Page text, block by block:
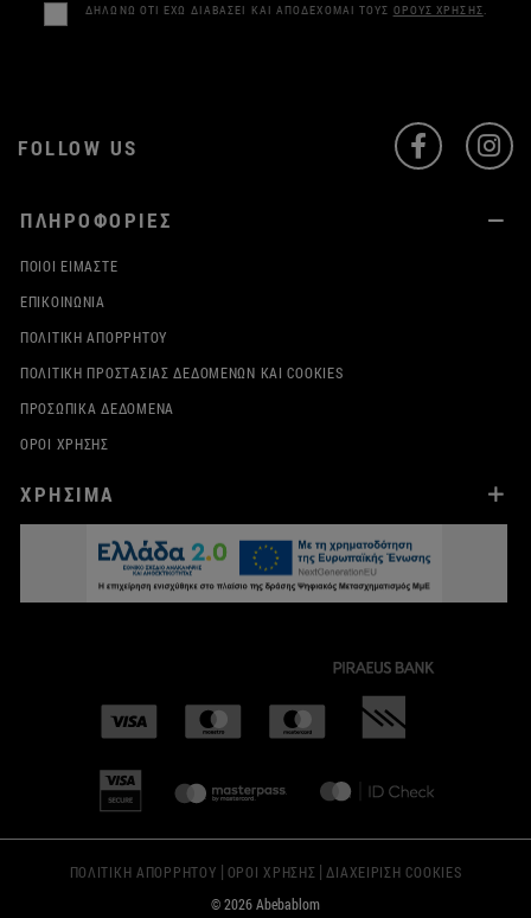
ΔΗΛΩΝΩ ΟΤΙ ΕΧΩ ΔΙΑΒΑΣΕΙ ΚΑΙ ΑΠΟΔΕΧΟΜΑΙ ΤΟΥΣ ΟΡΟΥΣ ΧΡΗΣΗΣ.
FOLLOW US
ΠΛΗΡΟΦΟΡΙΕΣ
ΠΟΙΟΙ ΕΊΜΑΣΤΕ
ΕΠΙΚΟΙΝΩΝΊΑ
ΠΟΛΙΤΙΚΉ ΑΠΟΡΡΉΤΟΥ
ΠΟΛΙΤΙΚΉ ΠΡΟΣΤΑΣΊΑΣ ΔΕΔΟΜΈΝΩΝ ΚΑΙ COOKIES
ΠΡΟΣΩΠΙΚΆ ΔΕΔΟΜΈΝΑ
ΌΡΟΙ ΧΡΉΣΗΣ
ΧΡΗΣΙΜΑ
ΠΟΛΙΤΙΚΗ ΑΠΟΡΡΗΤΟΥ | ΟΡΟΙ ΧΡΗΣΗΣ |ΔΙΑΧΕΙΡΙΣΗ COOKIES
© 2026 Abebablom